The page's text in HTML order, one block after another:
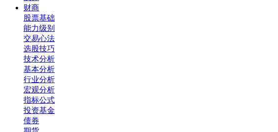
财商
股票基础
能力级别
交易心法
选股技巧
技术分析
基本分析
行业分析
宏观分析
指标公式
投资基金
债券